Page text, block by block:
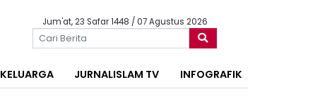
Jum'at, 23 Safar 1448 / 07 Agustus 2026
KELUARGA JURNALISLAM TV INFOGRAFIK